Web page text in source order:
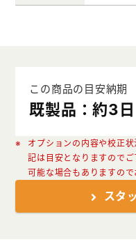
この商品の目安納期
既製品：約3
オプションの内容や校正
記は目安となりますので
可能な場合もありますので
スタ